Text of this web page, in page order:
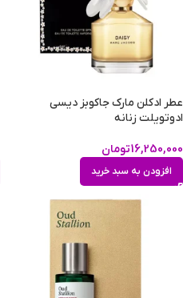
عطر ادکلن مارک جاکوبز دیسی
ادوتویلت زنانه
16,250,000تومان
افزودن به سبد خرید